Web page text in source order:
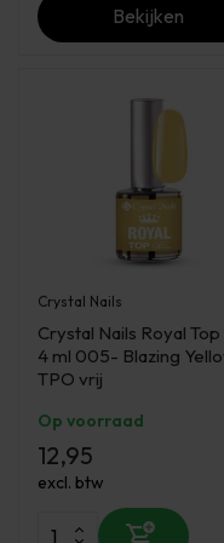
Bekijken
Crystal Nails
Crystal Nails Royal
4 ml 005- Blazing
TPO vrij
Op voorraad
12,95
excl. btw